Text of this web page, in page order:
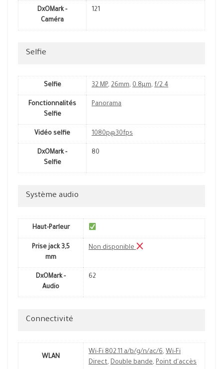
DxOMark -
Caméra
121
Selfie
Selfie 32 MP, 26mm, 0.8µm, f/2.4
Fonctionnalités
Selfie
Panorama
Vidéo selfie 1080p@30fps
DxOMark -
Selfie
80
Système audio
Haut-Parleur
Prise jack 3,5
mm
Non disponible
DxOMark -
Audio
62
Connectivité
WLAN
Wi-Fi 802.11 a/b/g/n/ac/6, Wi-Fi
Direct, Double bande, Point d'accès